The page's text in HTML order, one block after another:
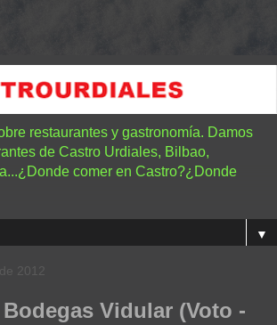
restaurantes y gastronomía. Damos
de Castro Urdiales, Bilbao,
comer en Castro?¿Donde
▼
2012
Vidular (Voto -